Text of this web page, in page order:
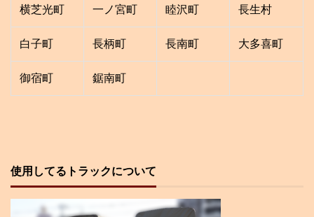
横芝光町 一ノ宮町 睦沢町 長生村
白子町 長柄町 長南町 大多喜町
御宿町 鋸南町
使用してるトラックについて